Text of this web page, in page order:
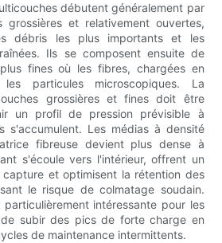
débutent généralement par
et relativement ouvertes,
débris les plus importants et les
Ils se composent ensuite de
fines où les fibres, chargées en
particules microscopiques. La
grossières et fines doit être
un profil de pression prévisible à
s'accumulent. Les médias à densité
fibreuse devient plus dense à
s'écoule vers l'intérieur, offrent un
et optimisent la rétention des
le risque de colmatage soudain.
intéressante pour les
subir des pics de forte charge en
de maintenance intermittents.